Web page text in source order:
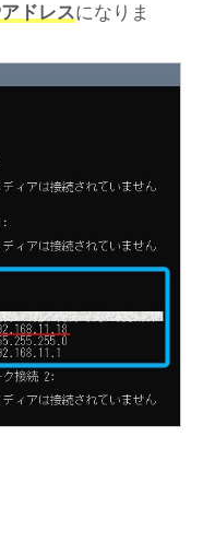
ドレスになりま